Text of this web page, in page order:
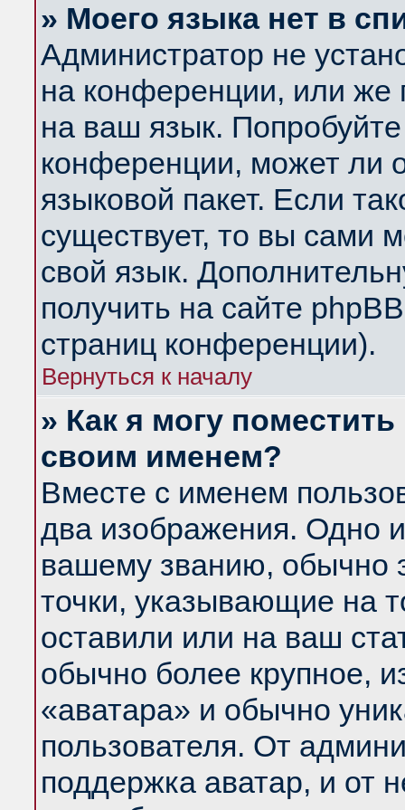
» Моего языка нет в
Администратор не
на конференции, или же
на ваш язык.
конференции, может ли
языковой пакет. Если
существует, то вы сами
свой язык.
получить на сайте
страниц конференции).
Вернуться к началу
» Как я могу
своим именем?
Вместе с именем
два изображения. Одно
вашему званию, обычно
точки, указывающие на
оставили или на ваш
обычно более крупное,
«аватара» и обычно
пользователя. От
поддержка аватар, и от